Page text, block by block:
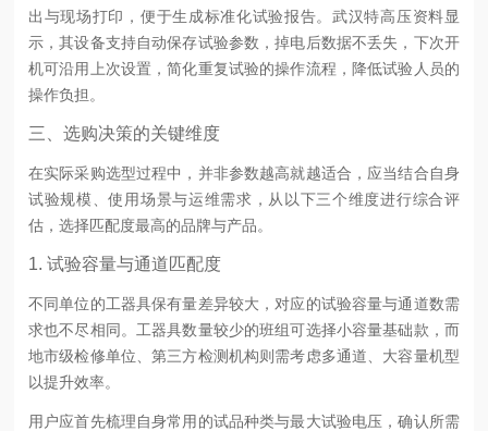
出与现场打印，便于生成标准化试验报告。武汉特高压资料显
示，其设备支持自动保存试验参数，掉电后数据不丢失，下次开
机可沿用上次设置，简化重复试验的操作流程，降低试验人员的
操作负担。
三、选购决策的关键维度
在实际采购选型过程中，并非参数越高就越适合，应当结合自身
试验规模、使用场景与运维需求，从以下三个维度进行综合评
估，选择匹配度最高的品牌与产品。
1. 试验容量与通道匹配度
不同单位的工器具保有量差异较大，对应的试验容量与通道数需
求也不尽相同。工器具数量较少的班组可选择小容量基础款，而
地市级检修单位、第三方检测机构则需考虑多通道、大容量机型
以提升效率。
用户应首先梳理自身常用的试品种类与最大试验电压，确认所需